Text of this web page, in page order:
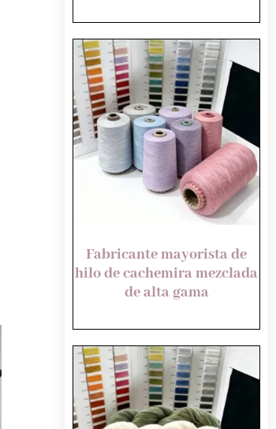
Fabricante mayorista de
hilo de cachemira mezclada
de alta gama